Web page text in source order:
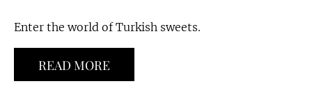
Enter the world of Turkish sweets.
READ MORE